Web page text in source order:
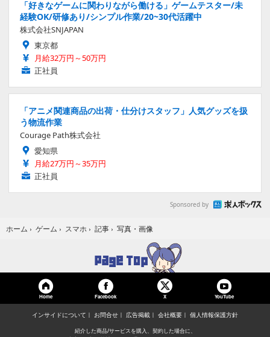
「好きなゲームに関わりながら働ける」ゲームテスター/未
経験OK/研修あり/シンプル作業/20~30代活躍中
株式会社SNJAPAN
東京都
月給32万円～50万円
正社員
「アニメ関連商品の出荷・仕分けスタッフ」人気グッズを扱
う物流作業
Courage Path株式会社
愛知県
月給27万円～35万円
正社員
Sponsored by
ホーム › ゲーム › スマホ › 記事 › 写真・画像
Home Facebook X YouTube
インサイドについて お問合せ 広告掲載 会社概要 個人情報保護方針
紹介した商品/サービスを購入、契約した場合に、